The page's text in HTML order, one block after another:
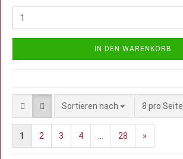
IN DEN WARENKORB
Sortieren nach
Sortieren nach 8 pro Seite
pro Seite
1 2 3 4 28 »